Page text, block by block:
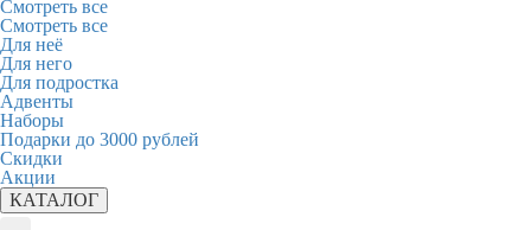
Смотреть все
Смотреть все
Для неё
Для него
Для подростка
Адвенты
Наборы
Подарки до 3000 рублей
Скидки
Акции
КАТАЛОГ